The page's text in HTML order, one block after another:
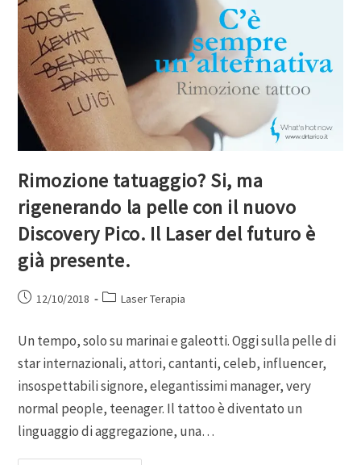
Rimozione tatuaggio? Si, ma
rigenerando la pelle con il nuovo
Discovery Pico. Il Laser del futuro è
già presente.
12/10/2018 Laser Terapia
Un tempo, solo su marinai e galeotti. Oggi sulla pelle di
star internazionali, attori, cantanti, celeb, influencer,
insospettabili signore, elegantissimi manager, very
normal people, teenager. Il tattoo è diventato un
linguaggio di aggregazione, una…